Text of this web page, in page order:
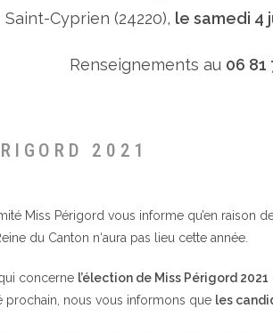
Saint-Cyprien (24220), le samedi 4
Renseignements au 06 81
2021
Miss Périgord vous informe qu’en raison
du Canton n‘aura pas lieu cette année.
concerne l’élection de Miss Périgord 2021
prochain, nous vous informons que les